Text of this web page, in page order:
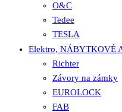
O&C
Tedee
TESLA
Elektro, NÁBYTKOVÉ
Richter
Závory na zámky
EUROLOCK
FAB